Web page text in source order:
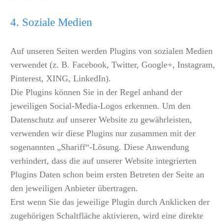
4. Soziale Medien
Auf unseren Seiten werden Plugins von sozialen Medien
verwendet (z. B. Facebook, Twitter, Google+, Instagram,
Pinterest, XING, LinkedIn).
Die Plugins können Sie in der Regel anhand der
jeweiligen Social-Media-Logos erkennen. Um den
Datenschutz auf unserer Website zu gewährleisten,
verwenden wir diese Plugins nur zusammen mit der
sogenannten „Shariff“-Lösung. Diese Anwendung
verhindert, dass die auf unserer Website integrierten
Plugins Daten schon beim ersten Betreten der Seite an
den jeweiligen Anbieter übertragen.
Erst wenn Sie das jeweilige Plugin durch Anklicken der
zugehörigen Schaltfläche aktivieren, wird eine direkte